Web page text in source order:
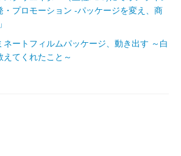
プロモーション ‐パッケージを変え、商
ネートフィルムパッケージ、動き出す ～白
てくれたこと～